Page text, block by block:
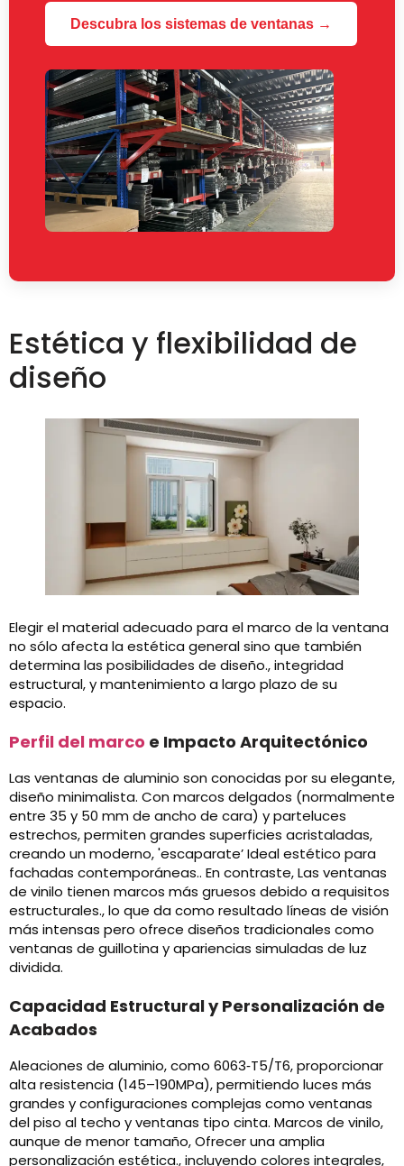
Descubra los sistemas de ventanas →
Estética y flexibilidad de
diseño
Elegir el material adecuado para el marco de la ventana
no sólo afecta la estética general sino que también
determina las posibilidades de diseño., integridad
estructural, y mantenimiento a largo plazo de su
espacio.
Perfil del marco e Impacto Arquitectónico
Las ventanas de aluminio son conocidas por su elegante,
diseño minimalista. Con marcos delgados (normalmente
entre 35 y 50 mm de ancho de cara) y parteluces
estrechos, permiten grandes superficies acristaladas,
creando un moderno, 'escaparate’ Ideal estético para
fachadas contemporáneas.. En contraste, Las ventanas
de vinilo tienen marcos más gruesos debido a requisitos
estructurales., lo que da como resultado líneas de visión
más intensas pero ofrece diseños tradicionales como
ventanas de guillotina y apariencias simuladas de luz
dividida.
Capacidad Estructural y Personalización de
Acabados
Aleaciones de aluminio, como 6063‑T5/T6, proporcionar
alta resistencia (145–190MPa), permitiendo luces más
grandes y configuraciones complejas como ventanas
del piso al techo y ventanas tipo cinta. Marcos de vinilo,
aunque de menor tamaño, Ofrecer una amplia
personalización estética., incluyendo colores integrales,